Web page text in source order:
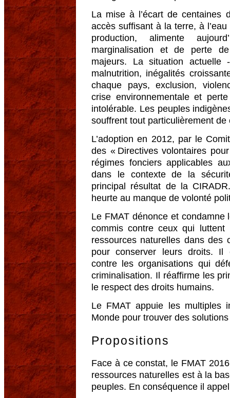
La mise à l’écart de centaines
accès suffisant à la terre, à
production, alimente
marginalisation et de perte
majeurs. La situation
malnutrition, inégalités
chaque pays, exclusion,
crise environnementale et
intolérable. Les peuples
souffrent tout particulièrement de
L’adoption en 2012, par le
des « Directives volontaires
régimes fonciers applicables
dans le contexte de la
principal résultat de la
heurte au manque de volonté
Le FMAT dénonce et
commis contre ceux qui
ressources naturelles dans des
pour conserver leurs droits. Il
contre les organisations qui
criminalisation. Il réaffirme les
le respect des droits humains.
Le FMAT appuie les multiples
Monde pour trouver des
Propositions
Face à ce constat, le FMAT
ressources naturelles est à la
peuples. En conséquence il